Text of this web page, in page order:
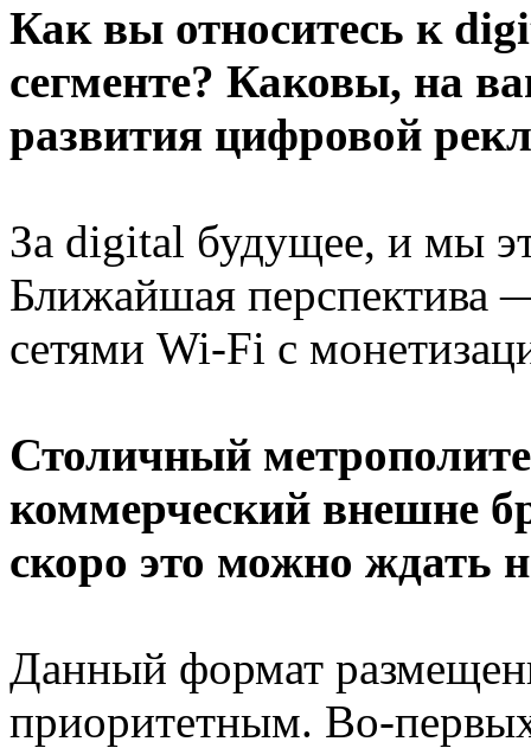
Как вы относитесь к
сегменте? Каковы, на
развития цифровой
За digital будущее, и мы
Ближайшая перспектива
сетями Wi-Fi с
Столичный
коммерческий внешне
скоро это можно ждать
Данный формат
приоритетным. Во-